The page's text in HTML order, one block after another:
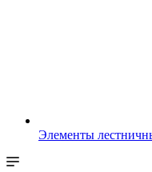
Элементы